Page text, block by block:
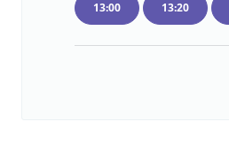
13:00 13:20